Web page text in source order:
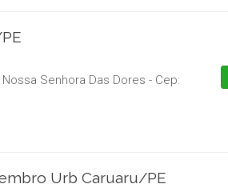
Nossa Senhora Das Dores - Cep:
Urb Caruaru/PE